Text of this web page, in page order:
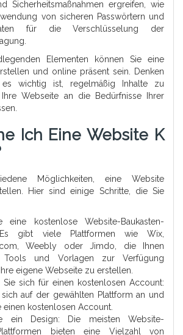
Sicherheitsmaßnahmen ergreifen, wie
von sicheren Passwörtern und
für die Verschlüsselung der
Elementen können Sie eine
und online präsent sein. Denken
wichtig ist, regelmäßig Inhalte zu
Webseite an die Bedürfnisse Ihrer
Ich Eine Website K
Möglichkeiten, eine Website
Hier sind einige Schritte, die Sie
eine kostenlose Website-Baukasten-
Es gibt viele Plattformen wie Wix,
Weebly oder Jimdo, die Ihnen
Tools und Vorlagen zur Verfügung
eigene Webseite zu erstellen.
Sie sich für einen kostenlosen Account:
auf der gewählten Plattform an und
einen kostenlosen Account.
ein Design: Die meisten Website-
Plattformen bieten eine Vielzahl von